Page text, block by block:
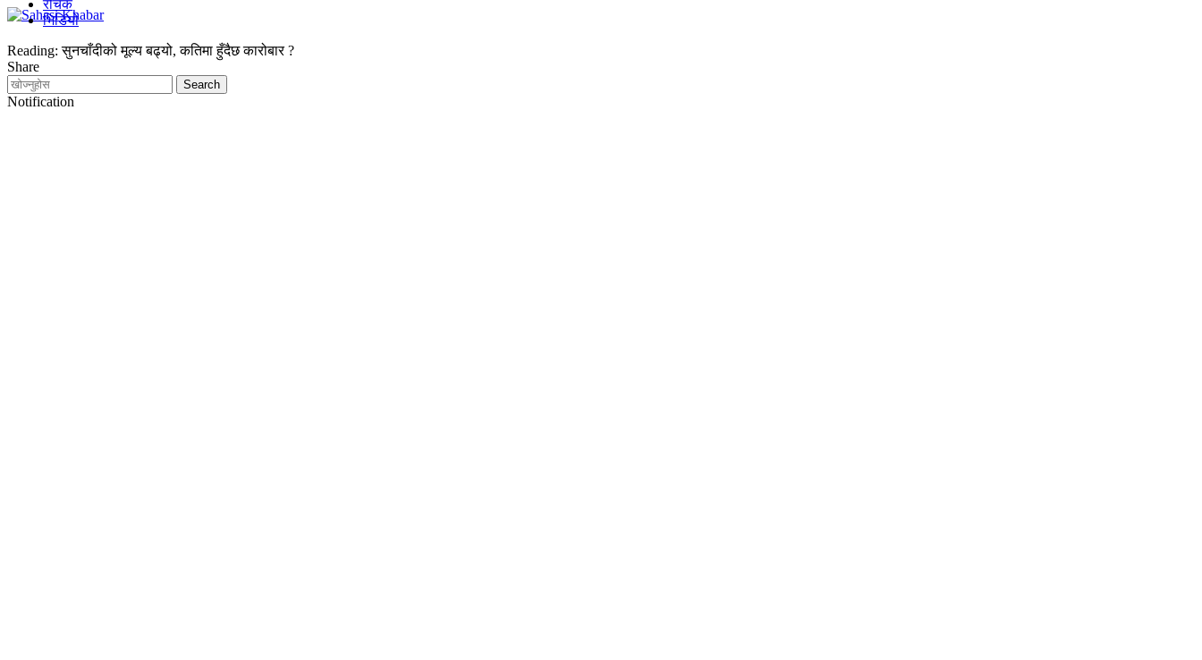
रोचक
भिडियो
Reading: सुनचाँदीको मूल्य बढ्यो, कतिमा हुँदैछ कारोबार ?
Share
Notification